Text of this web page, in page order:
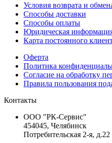
Условия возврата и
Способы доставки
Способы оплаты
Юридическая
Карта постоянного
Оферта
Политика
Согласие на обработку
Правила пользования
Контакты
ООО "РК-Сервис"
454045, Челябинск
Потребительская 2-я,